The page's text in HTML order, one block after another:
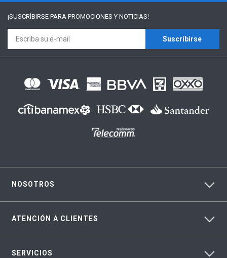
¡SUSCRÍBIRSE PARA PROMOCIONES Y NOTICIAS!
Suscríbirse
NOSOTROS
ATENCIÓN A CLIENTES
SERVICIOS